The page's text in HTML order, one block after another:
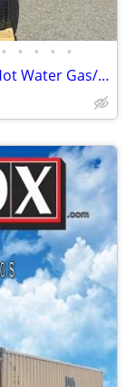
• • • • •
NEW 2025 Magnum Gold Commercial Hot Water Gas/Diesel/Oil Fired 4,000 P